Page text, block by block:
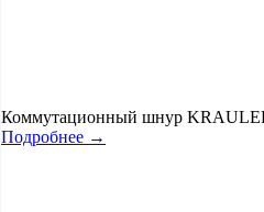
Коммутационный шнур
Подробнее →